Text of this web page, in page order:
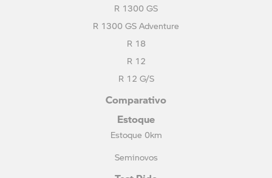
R 1300 GS
R 1300 GS Adventure
R 18
R 12
R 12 G/S
Comparativo
Estoque
Estoque 0km
Seminovos